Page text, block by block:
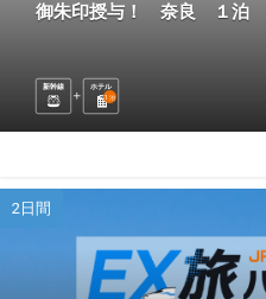
御朱印授与！ 奈良 １泊
新幹線
ホテル
1 泊
2日間